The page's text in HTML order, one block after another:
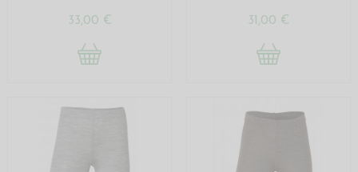
33,00 € 31,00 €